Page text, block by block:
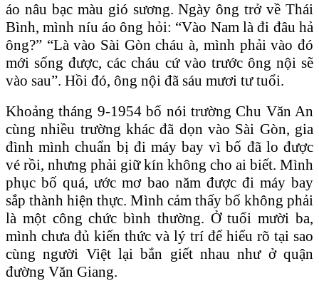
áo nâu bạc màu gió sương. Ngày ông trở về Thái
Bình, mình níu áo ông hỏi: “Vào Nam là đi đâu hả
ông?” “Là vào Sài Gòn cháu à, mình phải vào đó
mới sống được, các cháu cứ vào trước ông nội sẽ
vào sau”. Hồi đó, ông nội đã sáu mươi tư tuổi.
Khoảng tháng 9-1954 bố nói trường Chu Văn An
cùng nhiều trường khác đã dọn vào Sài Gòn, gia
đình mình chuẩn bị đi máy bay vì bố đã lo được
vé rồi, nhưng phải giữ kín không cho ai biết. Mình
phục bố quá, ước mơ bao năm được đi máy bay
sắp thành hiện thực. Mình cảm thấy bố không phải
là một công chức bình thường. Ở tuổi mười ba,
mình chưa đủ kiến thức và lý trí để hiểu rõ tại sao
cùng người Việt lại bắn giết nhau như ở quận
đường Văn Giang.